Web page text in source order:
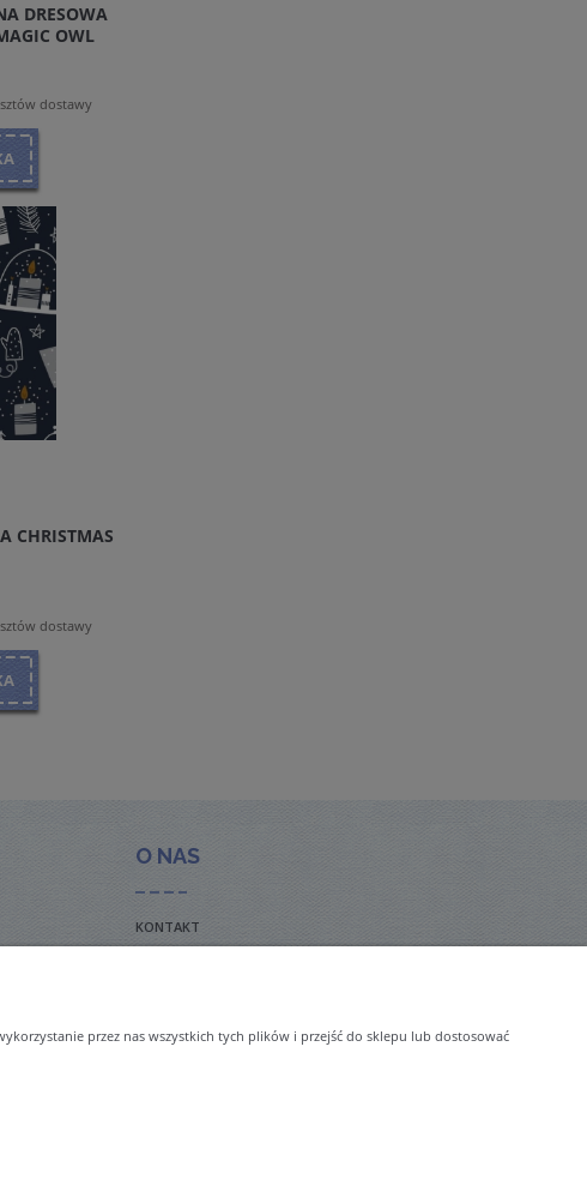
DRESOWA
OWL
dostawy
CHRISTMAS
dostawy
O NAS
KONTAKT
przez nas wszystkich tych plików i przejść do sklepu lub dostosować